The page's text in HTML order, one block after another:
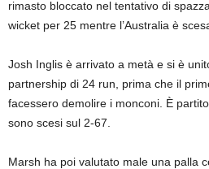
rimasto bloccato nel tentativo di
wicket per 25 mentre l’Australia è
Josh Inglis è arrivato a metà e si è
partnership di 24 run, prima che il
facessero demolire i monconi. È
sono scesi sul 2-67.
Marsh ha poi valutato male una palla